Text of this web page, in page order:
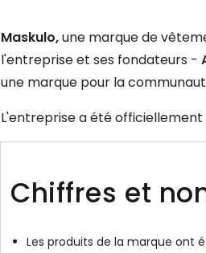
Maskulo,une marque de
l'entreprise et ses fondateurs -
une marque pour la
L'entreprise a été officiellement
Chiffres et
Les produits de la marque ont